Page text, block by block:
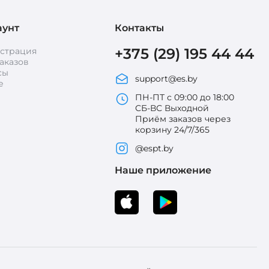
Контакты
+375 (29) 195 44 44
support@es.by
ПН-ПТ с 09:00 до 18:00
СБ-ВС Выходной
Приём заказов через
корзину 24/7/365
@espt.by
Наше приложение